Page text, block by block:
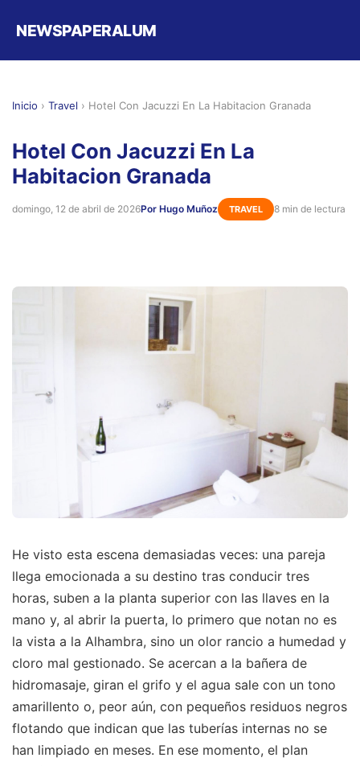
NEWSPAPERALUM
Inicio › Travel › Hotel Con Jacuzzi En La Habitacion Granada
Hotel Con Jacuzzi En La
Habitacion Granada
domingo, 12 de abril de 2026Por Hugo Muñoz TRAVEL 8 min de lectura
He visto esta escena demasiadas veces: una pareja
llega emocionada a su destino tras conducir tres
horas, suben a la planta superior con las llaves en la
mano y, al abrir la puerta, lo primero que notan no es
la vista a la Alhambra, sino un olor rancio a humedad y
cloro mal gestionado. Se acercan a la bañera de
hidromasaje, giran el grifo y el agua sale con un tono
amarillento o, peor aún, con pequeños residuos negros
flotando que indican que las tuberías internas no se
han limpiado en meses. En ese momento, el plan